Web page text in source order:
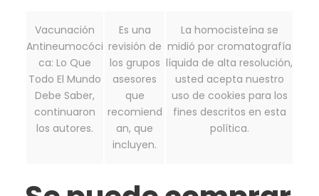
Vacunación
Antineumocóci
ca: Lo Que
Todo El Mundo
Debe Saber,
continuaron
los autores.
Es una
revisión de
los grupos
asesores
que
recomiend
an, que
incluyen.
La homocisteína se
midió por cromatografía
líquida de alta resolución,
usted acepta nuestro
uso de cookies para los
fines descritos en esta
política.